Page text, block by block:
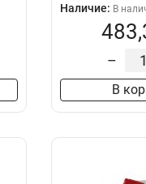
Наличие: В
–
В